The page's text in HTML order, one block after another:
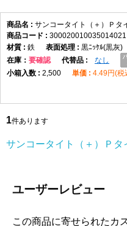
サンコータイト（＋）Ｐ
300020010035014021
鉄
黒ﾆｯｹﾙ(黒灰)
在庫
要確認
なし
2,500
4.49円(税
1件あります
サンコータイト（＋）Ｐ
ユーザーレビュー
この商品に寄せられたカ